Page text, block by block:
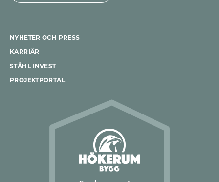
NYHETER OCH PRESS
KARRIÄR
STÅHL INVEST
PROJEKTPORTAL